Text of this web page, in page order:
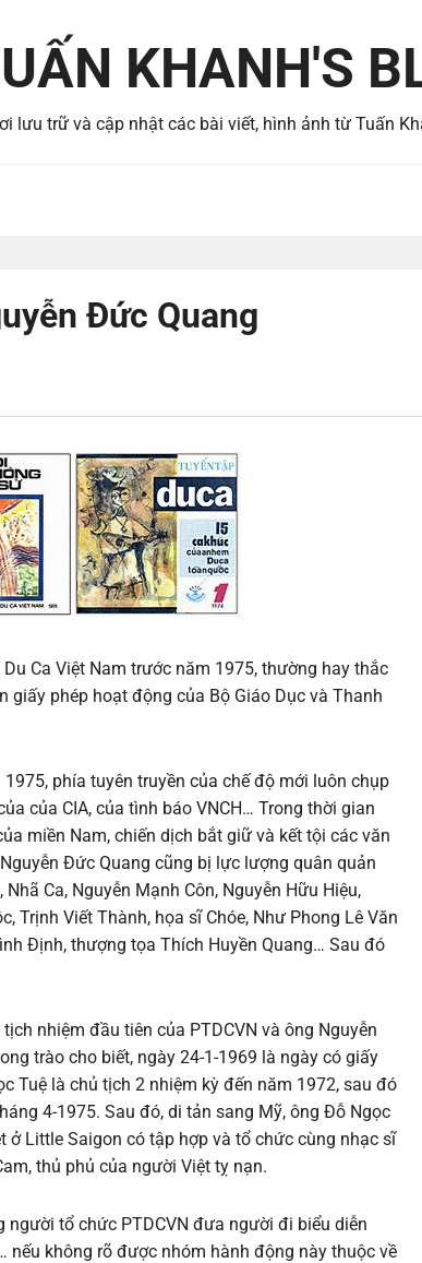
KHANH'S
lưu trữ và cập nhật các bài viết, hình ảnh từ Tuấn
Đức Quang
Ca Việt Nam trước năm 1975, thường hay thắc
phép hoạt động của Bộ Giáo Dục và Thanh
phía tuyên truyền của chế độ mới luôn chụp
của CIA, của tình báo VNCH… Trong thời gian
miền Nam, chiến dịch bắt giữ và kết tội các văn
Đức Quang cũng bị lực lượng quân quản
Ca, Nguyễn Mạnh Côn, Nguyễn Hữu Hiệu,
Trịnh Viết Thành, họa sĩ Chóe, Như Phong Lê Văn
Định, thượng tọa Thích Huyền Quang… Sau đó
nhiệm đầu tiên của PTDCVN và ông Nguyễn
trào cho biết, ngày 24-1-1969 là ngày có giấy
Tuệ là chủ tịch 2 nhiệm kỳ đến năm 1972, sau đó
4-1975. Sau đó, di tản sang Mỹ, ông Đỗ Ngọc
Little Saigon có tập hợp và tổ chức cùng nhạc sĩ
thủ phủ của người Việt tỵ nạn.
tổ chức PTDCVN đưa người đi biểu diễn
không rõ được nhóm hành động này thuộc về